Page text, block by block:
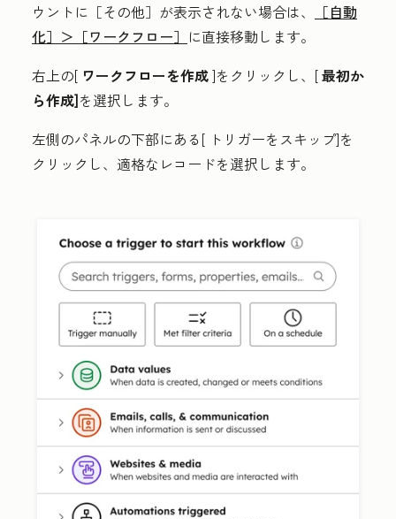
ウントに ［その他］が表示されない場合は、
［自動
化］＞ ［ワークフロー］ に直接移動します。
右上の[ ワークフローを作成]をクリックし、[最初か
ら作成]を選択します。
左側のパネルの下部にある[ トリガーをスキップ]を
クリックし、適格なレコードを選択します。